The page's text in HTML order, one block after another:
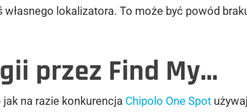
lokalizatora. To może być powód
przez Find My…
na razie konkurencja Chipolo One Spot